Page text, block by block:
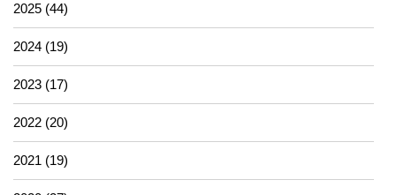
2025 (44)
2024 (19)
2023 (17)
2022 (20)
2021 (19)